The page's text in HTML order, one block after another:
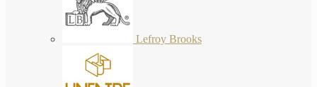
Lefroy Brooks